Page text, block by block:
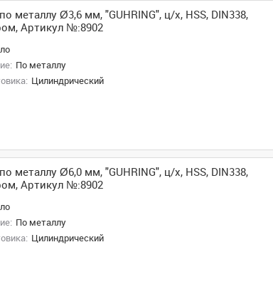
металлу Ø3,6 мм, "GUHRING", ц/х, HSS, DIN338,
Артикул №:8902
По металлу
Цилиндрический
металлу Ø6,0 мм, "GUHRING", ц/х, HSS, DIN338,
Артикул №:8902
По металлу
Цилиндрический